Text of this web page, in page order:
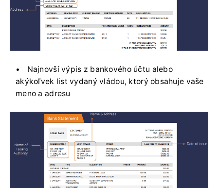
Najnovší výpis z bankového účtu alebo
akýkoľvek list vydaný vládou, ktorý obsahuje vaše
meno a adresu